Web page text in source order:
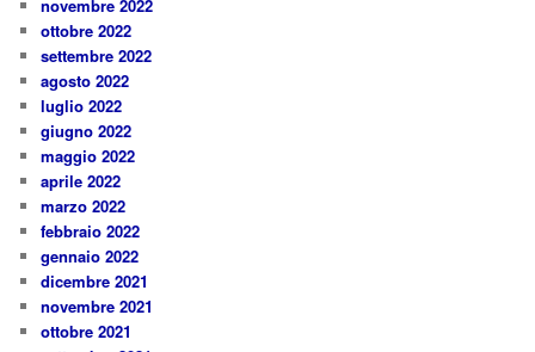
novembre 2022
ottobre 2022
settembre 2022
agosto 2022
luglio 2022
giugno 2022
maggio 2022
aprile 2022
marzo 2022
febbraio 2022
gennaio 2022
dicembre 2021
novembre 2021
ottobre 2021